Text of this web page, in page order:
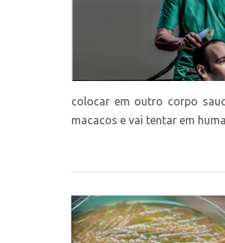
colocar em outro corpo
macacos e vai tentar em